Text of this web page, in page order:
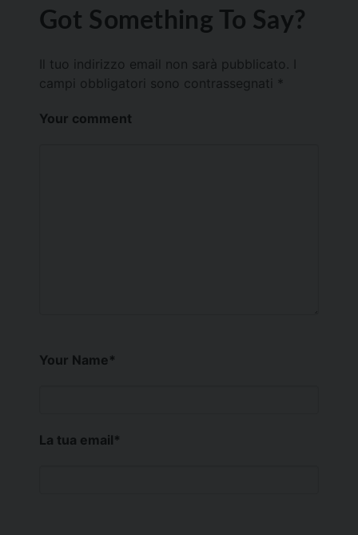
Got Something To Say?
Il tuo indirizzo email non sarà pubblicato.
campi obbligatori sono contrassegnati *
Your comment
Your Name*
La tua email*